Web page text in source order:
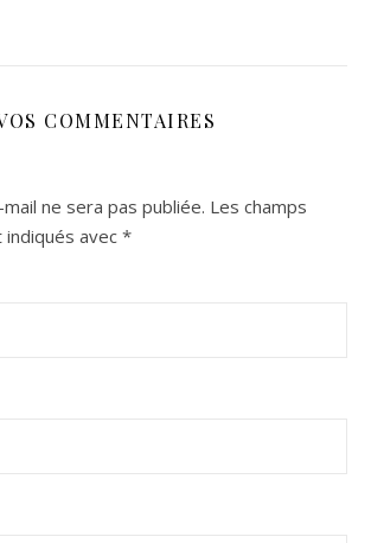
COMMENTAIRES
ne sera pas publiée. Les champs
avec *